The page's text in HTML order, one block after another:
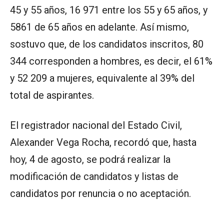
45 y 55 años, 16 971 entre los 55 y 65 años, y
5861 de 65 años en adelante. Así mismo,
sostuvo que, de los candidatos inscritos, 80
344 corresponden a hombres, es decir, el 61%
y 52 209 a mujeres, equivalente al 39% del
total de aspirantes.
El registrador nacional del Estado Civil,
Alexander Vega Rocha, recordó que, hasta
hoy, 4 de agosto, se podrá realizar la
modificación de candidatos y listas de
candidatos por renuncia o no aceptación.